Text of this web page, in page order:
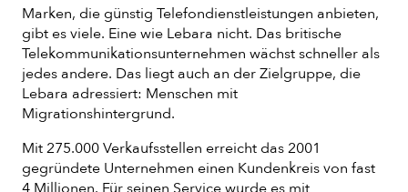
Marken, die günstig Telefondienstleistungen anbieten,
gibt es viele. Eine wie Lebara nicht. Das britische
Telekommunikationsunternehmen wächst schneller als
jedes andere. Das liegt auch an der Zielgruppe, die
Lebara adressiert: Menschen mit
Migrationshintergrund.
Mit 275.000 Verkaufsstellen erreicht das 2001
gegründete Unternehmen einen Kundenkreis von fast